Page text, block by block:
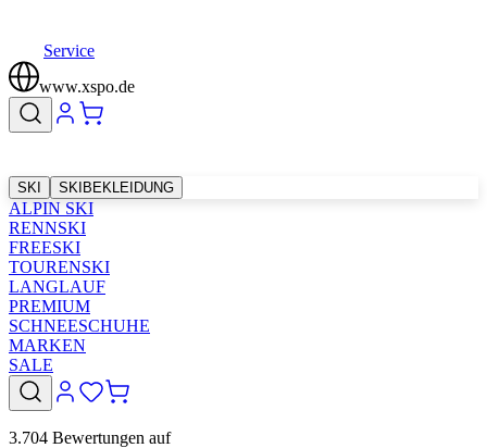
Service
www.xspo.de
SKI SKIBEKLEIDUNG
ALPIN SKI
RENNSKI
FREESKI
TOURENSKI
LANGLAUF
PREMIUM
SCHNEESCHUHE
MARKEN
SALE
3.704 Bewertungen auf